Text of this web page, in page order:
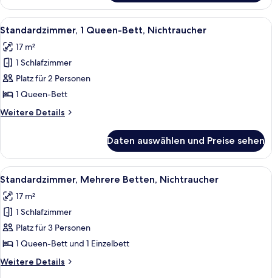
2 Einzelbetten,
Nichtraucher
Alle
Fotos
für
Standardzimmer,
1
Queen-
Bett,
Nichtraucher
Ein Hotelzimmer mit einem großen
7
Standardzimmer, 1 Queen-Bett, Nichtraucher
17 m²
1 Schlafzimmer
Platz für 2 Personen
1 Queen-Bett
Weitere Details
Weitere
1
Queen-
Bett,
Daten auswählen und Preise sehen
Alle
Fotos
für
Standardzimmer,
Mehrere
Betten,
Nichtraucher
anzeigen
Ein modernes Hotelzimmer mit
13
Standardzimmer, Mehrere Betten, Nichtraucher
17 m²
1 Schlafzimmer
Platz für 3 Personen
1 Queen-Bett und 1 Einzelbett
Weitere Details
Weitere